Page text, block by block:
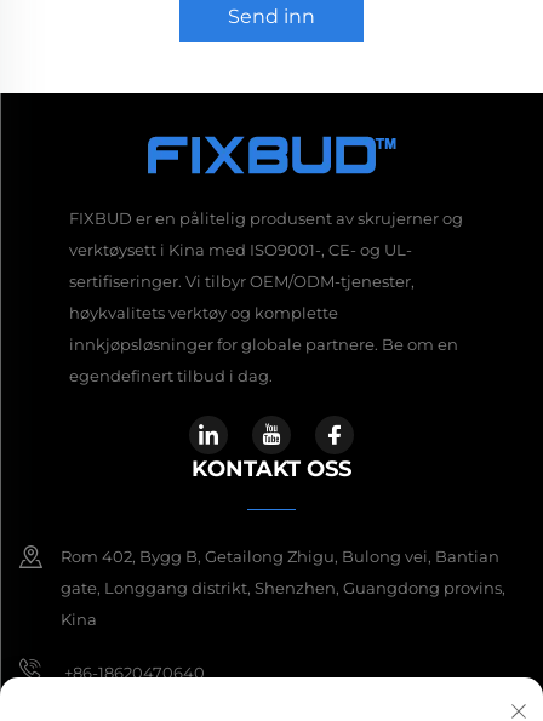
Send inn
FIXBUD er en pålitelig produsent av skrujerner og
verktøysett i Kina med ISO9001-, CE- og UL-
sertifiseringer. Vi tilbyr OEM/ODM-tjenester,
høykvalitets verktøy og komplette
innkjøpsløsninger for globale partnere. Be om en
egendefinert tilbud i dag.
KONTAKT OSS
Rom 402, Bygg B, Getailong Zhigu, Bulong vei, Bantian
gate, Longgang distrikt, Shenzhen, Guangdong provins,
Kina
+86-18620470640